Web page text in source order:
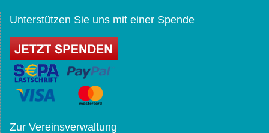
Unterstützen Sie uns mit einer Spende
Zur Vereinsverwaltung